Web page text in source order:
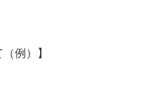
例）】